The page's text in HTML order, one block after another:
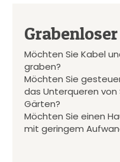
Möchten Sie Kabel
graben?
Möchten Sie
das Unterqueren von
Gärten?
Möchten Sie einen
mit geringem